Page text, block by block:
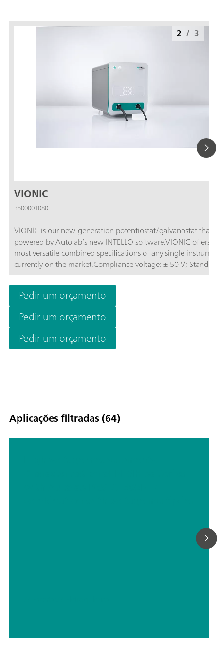
VIONIC
3500001080
VIONIC is our new-generation potentiostat/galvanostat that
powered by Autolab’s new INTELLO software.VIONIC offers
most versatile combined specifications of any single
currently on the market.Compliance voltage: ± 50 V; Standard
current ± 6 A; EIS frequency: up to 10 MHz; Sampling interval:
down to 1 μs; Also included in VIONIC’s price are features
would usually carry an additional cost with most other
such as:Electrochemical Impedance Spectroscopy (EIS);
Floating; Second Sense (S2); Analog Scan;
2 / 3
Pedir um orçamento
Pedir um orçamento
Pedir um orçamento
Aplicações filtradas (64)